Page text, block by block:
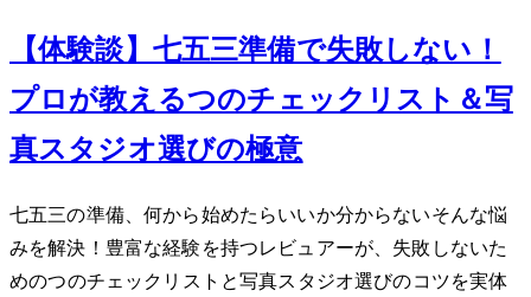
【体験談】七五三準備で失敗しない！
プロが教える3つのチェックリスト＆写
真スタジオ選びの極意
七五三の準備、何から始めたらいいか分からない…そんな悩
みを解決！豊富な経験を持つレビュアーが、失敗しないた
めの3つのチェックリストと写真スタジオ選びのコツを実体